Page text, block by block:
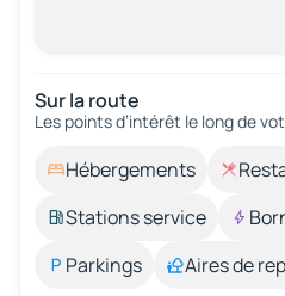
Sur la route
Les points d’intérêt le long de
Hébergements
Stations service
Parkings
Aires de